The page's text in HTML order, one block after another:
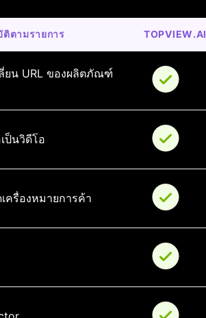
ตามรายการ TOPVIEW.AI
ยน URL ของผลิตภัณฑ์
ป็นวิดีโอ
ครื่องหมายการค้า